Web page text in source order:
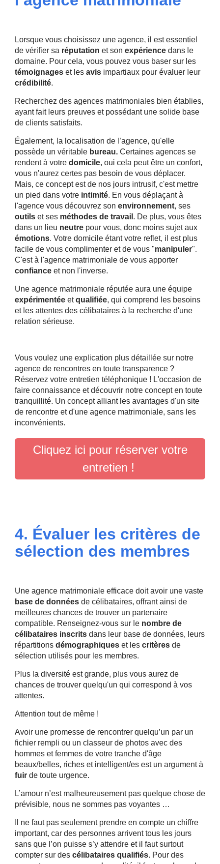
Lorsque vous choisissez une agence, il est essentiel
de vérifier sa réputation et son expérience dans le
domaine. Pour cela, vous pouvez vous baser sur les
témoignages et les avis impartiaux pour évaluer leur
crédibilité.
Recherchez des agences matrimoniales bien établies,
ayant fait leurs preuves et possédant une solide base
de clients satisfaits.
Également, la localisation de l’agence, qu'elle
possède un véritable bureau. Certaines agences se
rendent à votre domicile, oui cela peut être un confort,
vous n'aurez certes pas besoin de vous déplacer.
Mais, ce concept est de nos jours intrusif, c'est mettre
un pied dans votre intimité. En vous déplaçant à
l'agence vous découvrez son environnement, ses
outils et ses méthodes de travail . De plus, vous êtes
dans un lieu neutre pour vous, donc moins sujet aux
émotions. Votre domicile étant votre reflet, il est plus
facile de vous complimenter et de vous "manipuler".
C'est à l'agence matrimoniale de vous apporter
confiance et non l'inverse.
Une agence matrimoniale réputée aura une équipe
expérimentée etqualifiée, qui comprend les besoins
et les attentes des célibataires à la recherche d'une
relation sérieuse.
Vous voulez une explication plus détaillée sur notre
agence de rencontres en toute transparence ?
Réservez votre entretien téléphonique ! L'occasion de
faire connaissance et découvrir notre concept en toute
tranquillité. Un concept alliant les avantages d'un site
de rencontre et d'une agence matrimoniale, sans les
inconvénients.
Cliquez ici pour réserver votre
entretien !
4. Évaluer les critères de
sélection des membres
Une agence matrimoniale efficace doit avoir une vaste
base de données de célibataires, offrant ainsi de
meilleures chances de trouver un partenaire
compatible. Renseignez-vous sur le nombre de
célibataires inscrits dans leur base de données, leurs
répartitions démographiques et les critères de
sélection utilisés pour les membres.
Plus la diversité est grande, plus vous aurez de
chances de trouver quelqu'un qui correspond à vos
attentes.
Attention tout de même !
Avoir une promesse de rencontrer quelqu’un par un
fichier rempli ou un classeur de photos avec des
hommes et femmes de votre tranche d'âge
beaux/belles, riches et intelligent/es est un argument à
fuir de toute urgence.
L’amour n’est malheureusement pas quelque chose de
prévisible, nous ne sommes pas voyantes …
Il ne faut pas seulement prendre en compte un chiffre
important, car des personnes arrivent tous les jours
sans que l’on puisse s’y attendre et il faut surtout
compter sur des célibataires qualifiés. Pour des